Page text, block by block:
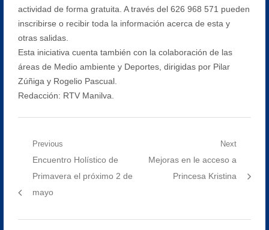
actividad de forma gratuita. A través del 626 968 571 pueden
inscribirse o recibir toda la información acerca de esta y
otras salidas.
Esta iniciativa cuenta también con la colaboración de las
áreas de Medio ambiente y Deportes, dirigidas por Pilar
Zúñiga y Rogelio Pascual.
Redacción: RTV Manilva.
Navegación
entradas
Previous
Previous
post:
Encuentro Holístico de
Primavera el próximo 2 de
mayo
Next
Next
Mejoras en le acceso a
Princesa Kristina